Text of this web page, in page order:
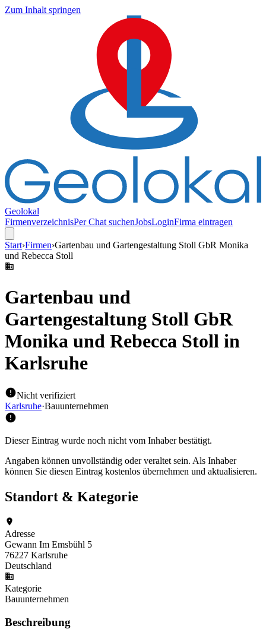
Zum Inhalt springen
Geolokal
FirmenverzeichnisPer Chat suchenJobsLoginFirma eintragen
Start›Firmen›Gartenbau und Gartengestaltung Stoll GbR Monika
und Rebecca Stoll
Gartenbau und
Gartengestaltung Stoll GbR
Monika und Rebecca Stoll in
Karlsruhe
Nicht verifiziert
Karlsruhe·Bauunternehmen
Dieser Eintrag wurde noch nicht vom Inhaber bestätigt.
Angaben können unvollständig oder veraltet sein. Als Inhaber
können Sie diesen Eintrag kostenlos übernehmen und aktualisieren.
Standort & Kategorie
Adresse
Gewann Im Emsbühl 5
76227 Karlsruhe
Deutschland
Kategorie
Bauunternehmen
Beschreibung